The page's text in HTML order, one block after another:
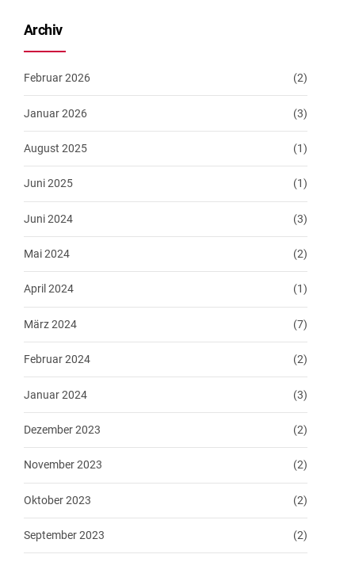
Archiv
Februar 2026 (2)
Januar 2026 (3)
August 2025 (1)
Juni 2025 (1)
Juni 2024 (3)
Mai 2024 (2)
April 2024 (1)
März 2024 (7)
Februar 2024 (2)
Januar 2024 (3)
Dezember 2023 (2)
November 2023 (2)
Oktober 2023 (2)
September 2023 (2)